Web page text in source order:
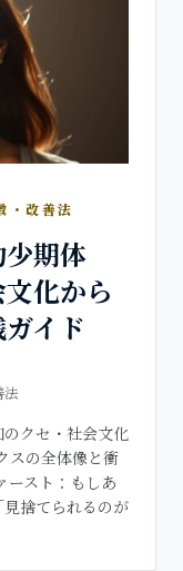
・改善法
期体
化から
イド
法
クセ・社会文化
スの全体像と衝
ースト：もしあ
捨てられるのが